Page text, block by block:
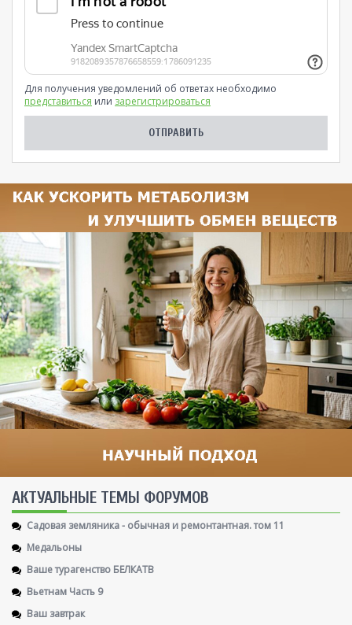
Для получения уведомлений об ответах необходимо
представиться или зарегистрироваться
AКТУАЛЬНЫЕ ТЕМЫ ФОРУМОВ
Садовая земляника - обычная и ремонтантная. том 11
Медальоны
Ваше турагенство БЕЛКАТВ
Вьетнам Часть 9
Ваш завтрак